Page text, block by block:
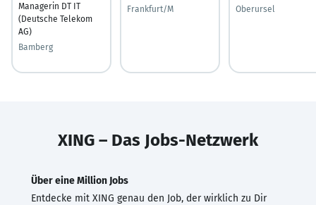
Managerin DT IT
(Deutsche Telekom
AG)
Bamberg
Frankfurt/M
Oberursel
XING – Das Jobs-Netzwerk
Über eine Million Jobs
Entdecke mit XING genau den Job, der wirklich zu Dir